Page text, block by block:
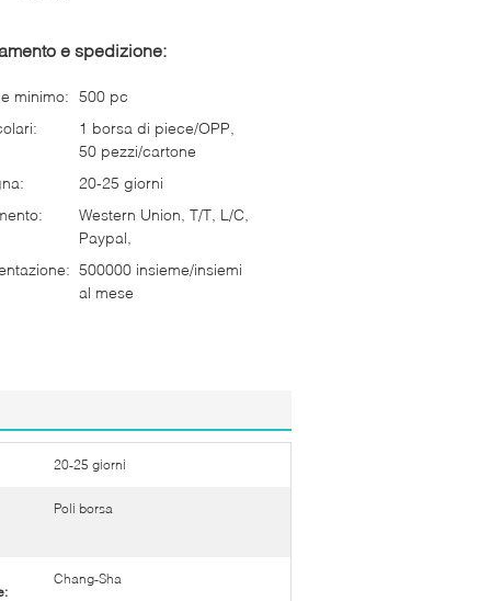
e spedizione:
minimo: 500 pc
1 borsa di piece/OPP,
50 pezzi/cartone
20-25 giorni
Western Union, T/T, L/C,
Paypal,
500000 insieme/insiemi
al mese
20-25 giorni
Poli borsa
Chang-Sha